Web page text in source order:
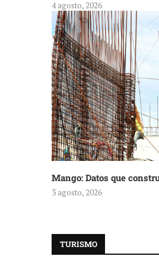
4 agosto, 2026
Mango: Datos que
3 agosto, 2026
TURISMO